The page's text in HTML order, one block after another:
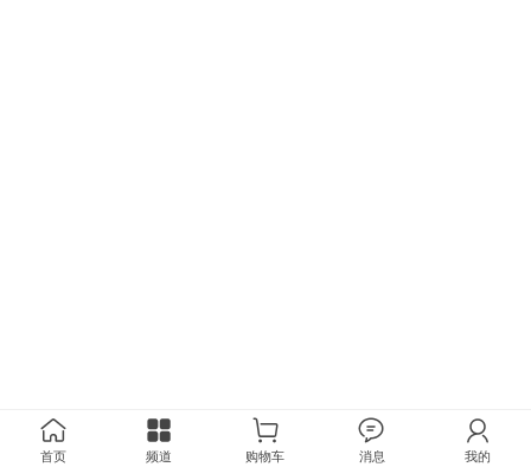
首页 频道 购物车 消息 我的